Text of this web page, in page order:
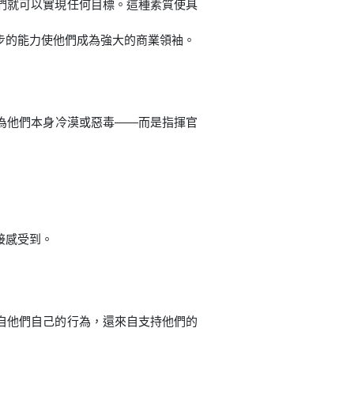
就可以實現任何目標。這種素質使具
能力使他們成為強大的商業領袖。
他們本身冷漠或惡毒——而是指揮官
受到。
他們自己的行為，還來自支持他們的